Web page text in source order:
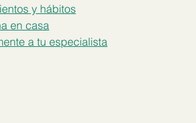
y hábitos
en casa
a tu especialista